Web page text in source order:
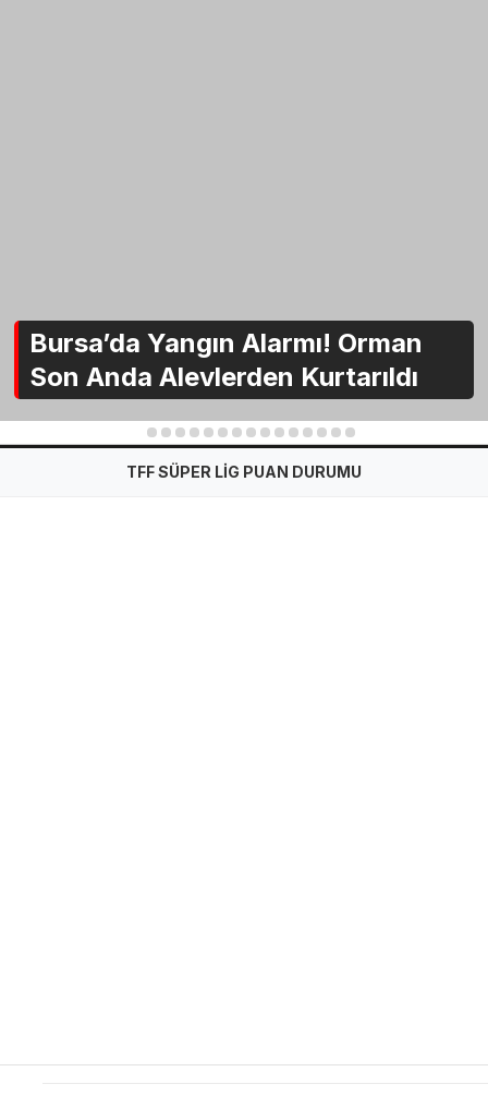
Bursa’da Yangın Alarmı! Orman
Son Anda Alevlerden Kurtarıldı
2 3 4 5 6 7 8 9 10 11 12 13 14 15
TFF SÜPER LİG PUAN DURUMU